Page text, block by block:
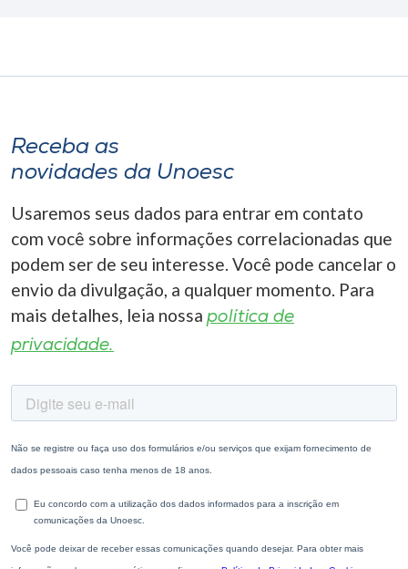
Receba as
novidades da Unoesc
Usaremos seus dados para entrar em contato
com você sobre informações correlacionadas que
podem ser de seu interesse. Você pode cancelar o
envio da divulgação, a qualquer momento. Para
mais detalhes, leia nossa política de
privacidade.